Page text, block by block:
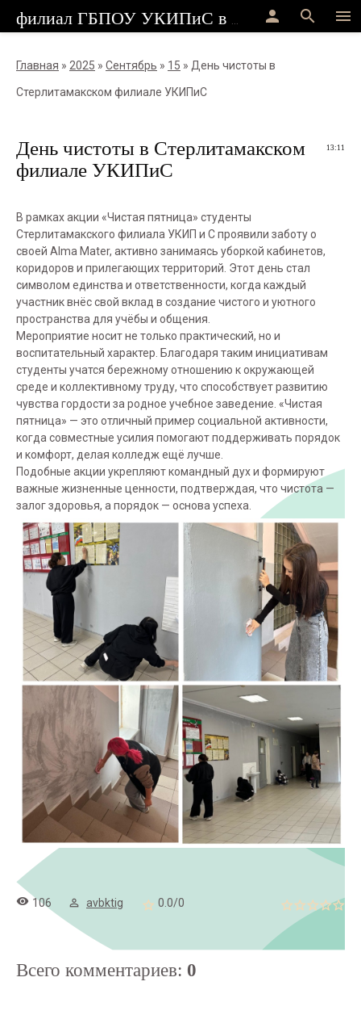
menu
search
person
Главная » 2025 » Сентябрь » 15 » День чистоты в
Стерлитамакском филиале УКИПиС
13:11
День чистоты в Стерлитамакском
филиале УКИПиС
В рамках акции «Чистая пятница» студенты
Стерлитамакского филиала УКИП и С проявили заботу о
своей Alma Mater, активно занимаясь уборкой кабинетов,
коридоров и прилегающих территорий. Этот день стал
символом единства и ответственности, когда каждый
участник внёс свой вклад в создание чистого и уютного
пространства для учёбы и общения.
Мероприятие носит не только практический, но и
воспитательный характер. Благодаря таким инициативам
студенты учатся бережному отношению к окружающей
среде и коллективному труду, что способствует развитию
чувства гордости за родное учебное заведение. «Чистая
пятница» — это отличный пример социальной активности,
когда совместные усилия помогают поддерживать порядок
и комфорт, делая колледж ещё лучше.
Подобные акции укрепляют командный дух и формируют
важные жизненные ценности, подтверждая, что чистота —
залог здоровья, а порядок — основа успеха.
106 avbktig 0.0/0
Всего комментариев: 0